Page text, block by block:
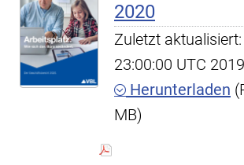
2020
Zuletzt aktualisiert:
23:00:00 UTC 2019
Herunterladen
MB)